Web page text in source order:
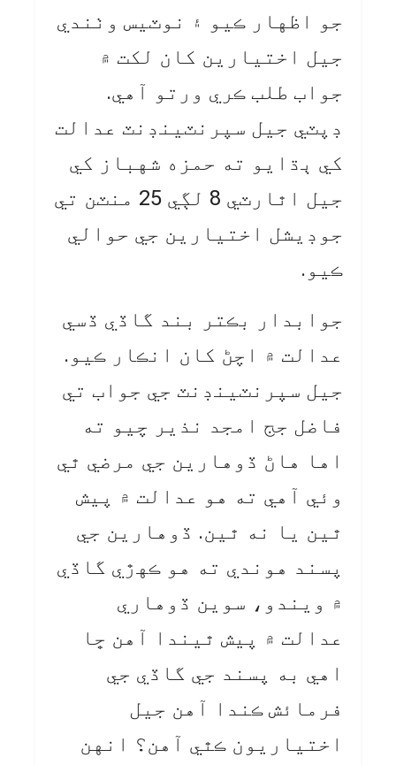
جو اظهار ڪيو ۽ نوٽيس وٺندي
جيل اختيارين کان لکت ۾
جواب طلب ڪري ورتو آهي.
ڊپٽي جيل سپرنٽينڊنٽ عدالت
کي ٻڌايو ته حمزه شهباز کي
جيل اٿارٽي 8 لڳي 25 منٽن تي
جوڊيشل اختيارين جي حوالي
ڪيو.
جوابدار بڪتر بند گاڏي ڏسي
عدالت ۾ اچڻ کان انڪار ڪيو.
جيل سپرنٽينڊنٽ جي جواب تي
فاضل جج امجد نذير چيو ته
اها هاڻ ڏوهارين جي مرضي ٿي
وئي آهي ته هو عدالت ۾ پيش
ٿين يا نه ٿين. ڏوهارين جي
پسند هوندي ته هو ڪهڙي گاڏي
۾ ويندو، سوين ڏوهاري
عدالت ۾ پيش ٿيندا آهن ڇا
اهي به پسند جي گاڏي جي
فرمائش ڪندا آهن جيل
اختياريون ڪٿي آهن؟ انهن